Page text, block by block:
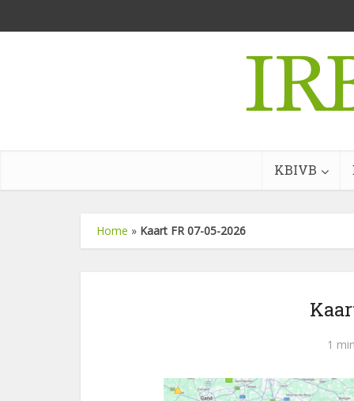
KBIVB
Home » Kaart FR 07-05-2026
1